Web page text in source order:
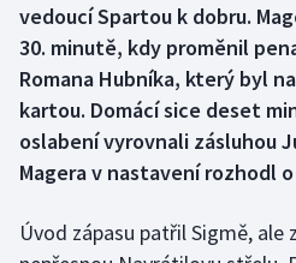
Dostihy
Futsal
vedoucí Spartou k dobru.
30. minutě, kdy proměnil
Romana Hubníka, který byl
kartou. Domácí sice deset
oslabení vyrovnali zásluhou
Magera v nastavení rozhodl
Úvod zápasu patřil Sigmě, ale